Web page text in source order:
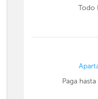
Todo
Paga